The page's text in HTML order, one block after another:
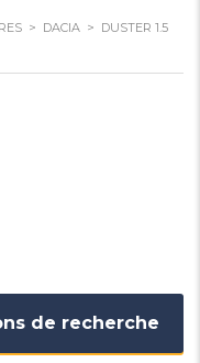
> DACIA > DUSTER 1.5
de recherche